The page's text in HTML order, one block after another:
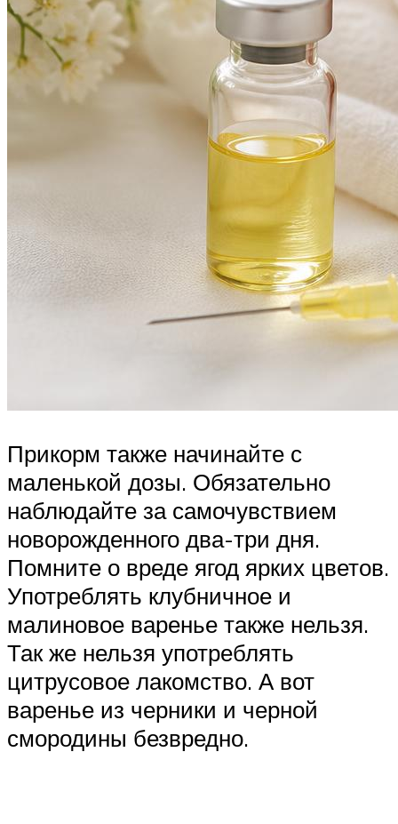
Прикорм также начинайте с
маленькой дозы. Обязательно
наблюдайте за самочувствием
новорожденного два-три дня.
Помните о вреде ягод ярких цветов.
Употреблять клубничное и
малиновое варенье также нельзя.
Так же нельзя употреблять
цитрусовое лакомство. А вот
варенье из черники и черной
смородины безвредно.